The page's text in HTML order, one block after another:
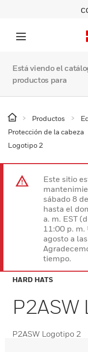
Está viendo el
productos para
Productos
Protección de la cabeza
Logotipo 2
Este sitio
sábado 8
hasta el
a. m. EST
11:00 p. m.
agosto a
tiempo.
HARD HATS
P2ASW Logotipo 2